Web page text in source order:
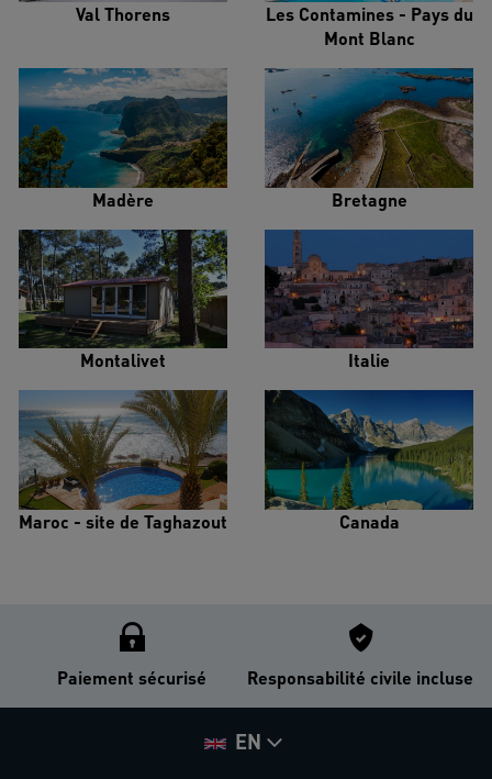
Val Thorens
Les Contamines - Pays du
Mont Blanc
Madère Bretagne
Montalivet Italie
Maroc - site de Taghazout Canada
Paiement sécurisé Responsabilité civile incluse
EN